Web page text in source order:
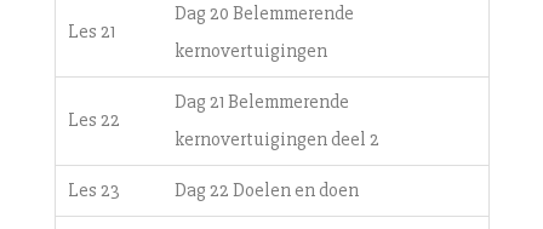
Les 21
Dag 20 Belemmerende
kernovertuigingen
Les 22
Dag 21 Belemmerende
kernovertuigingen deel 2
Les 23 Dag 22 Doelen en doen